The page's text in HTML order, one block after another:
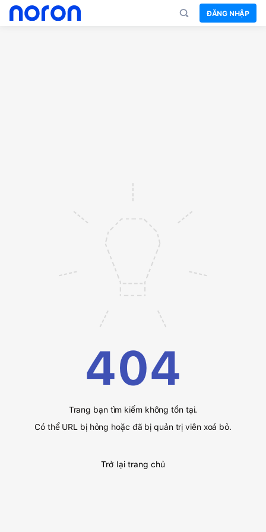
ĐĂNG NHẬP
404
Trang bạn tìm kiếm không tồn tại.
Có thể URL bị hỏng hoặc đã bị quản trị viên xoá bỏ.
Trở lại trang chủ